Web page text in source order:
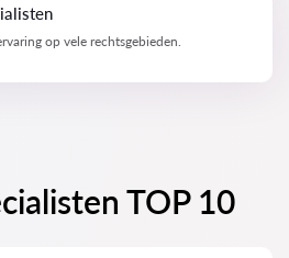
op vele rechtsgebieden.
TOP 10